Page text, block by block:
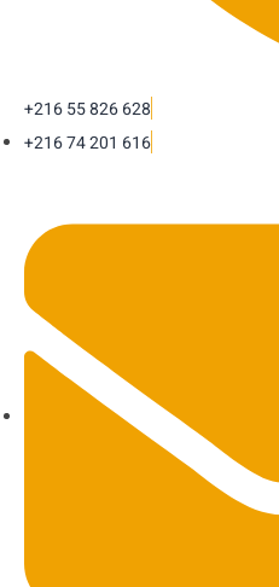
+216 55 826 628
+216 74 201 616